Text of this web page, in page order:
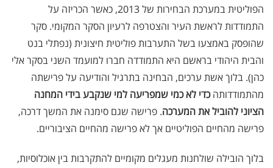
הפוליטית במערכת הבחירות של 2013, כאשר הכריזה על
התמודדות לראשת העיר והצטרפה לרעיון הסקר המקומי. סקר
שהופסק באמצעו בשל התערבות פוליטית חיצונית (נפתלי בנט
והבית היהודי בראשם היא התמודדה חברו למועמד השני בסקר אלי
כהן). בלוך אשת ערכים, הבחינה בתרגיל והודיעה על פרישתה
מהתמודדותהכדי לא כמי שמפריעה למי שנקבע בידי המחנה
הציוני להוביל את המערכה. פרישה שגם סימנה את המשך דרכה,
פרישה מהחיים הפוליטיים אך לא פרישה מהחיים הציבוריים.
בלוך הובילה שולחנות מעגלים מקומיים להתקרבות בין אוכלוסיות,